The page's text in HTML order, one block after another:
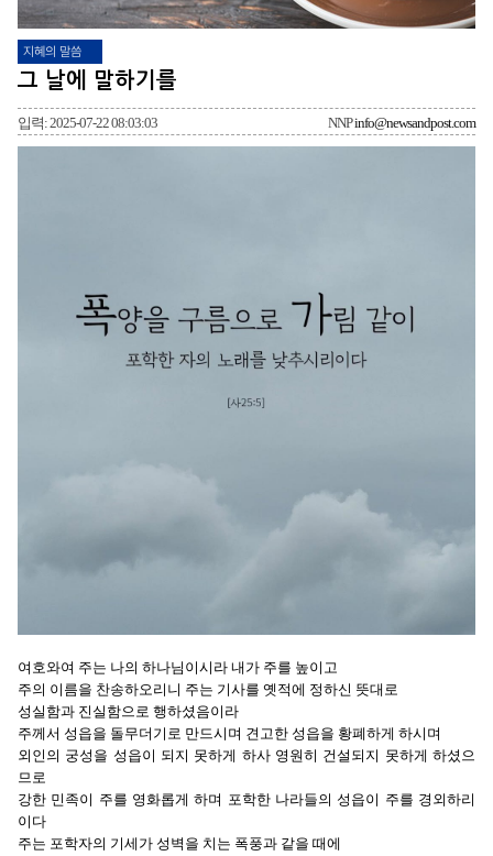
지혜의 말씀
그 날에 말하기를
입력: 2025-07-22 08:03:03 NNPinfo@newsandpost.com
여호와여 주는 나의 하나님이시라 내가 주를 높이고
주의 이름을 찬송하오리니 주는 기사를 옛적에 정하신 뜻대로
성실함과 진실함으로 행하셨음이라
주께서 성읍을 돌무더기로 만드시며 견고한 성읍을 황폐하게 하시며
외인의 궁성을 성읍이 되지 못하게 하사 영원히 건설되지 못하게 하셨으
므로
강한 민족이 주를 영화롭게 하며 포학한 나라들의 성읍이 주를 경외하리
이다
주는 포학자의 기세가 성벽을 치는 폭풍과 같을 때에